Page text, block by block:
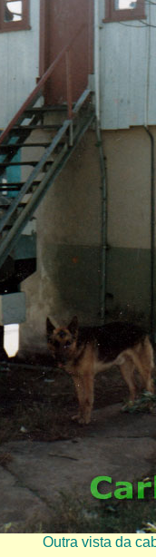
Outra vista da